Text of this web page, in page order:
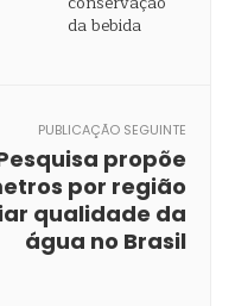
PUBLICAÇÃO SEGUINTE
propõe
por região
qualidade da
água no Brasil